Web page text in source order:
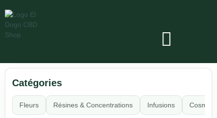
Catégories
Fleurs Résines & Concentrations Infusions